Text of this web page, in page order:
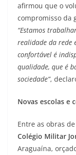
afirmou que o
compromisso da
“Estamos
realidade da rede
confortável é
qualidade, que é
sociedade”,
Novas escolas e
Entre as obras
Colégio Militar
Araguaína,